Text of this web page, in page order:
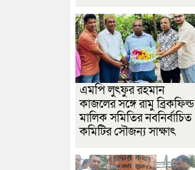
এমপি লুৎফুর রহমান
কাজলের সঙ্গে রামু ব্রিকফিল্ড
মালিক সমিতির নবনির্বাচিত
কমিটির সৌজন্য সাক্ষাৎ